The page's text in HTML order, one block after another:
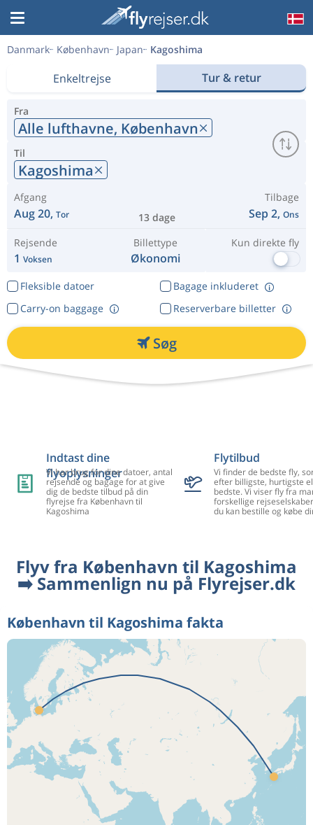
Danmark København Japan Kagoshima
Enkeltrejse Tur & retur
Fra
Alle lufthavne, København
Til
Kagoshima
Afgang
Aug 20, Tor 13 dage
Tilbage
Sep 2, Ons
Rejsende
1 Voksen
Billettype
Økonomi
Kun direkte fly
Fleksible datoer
Bagage inkluderet
Reserverbare billetter
Carry-on baggage
Søg
Indtast dine
flyoplysninger
Vi har brug for dine datoer, antal
rejsende og bagage for at give
dig de bedste tilbud på din
flyrejse fra København til
Kagoshima
Flytilbud
Vi finder de bedste fly,
efter billigste, hurtigste
bedste. Vi viser fly fra
forskellige
du kan bestille og købe
Flyv fra København til Kagoshima
➡️ Sammenlign nu på Flyrejser.dk
København til Kagoshima fakta